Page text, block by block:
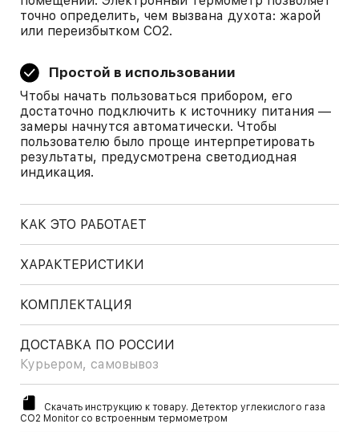
точно определить, чем вызвана духота: жарой
или переизбытком СО2.
Простой в использовании
Чтобы начать пользоваться прибором, его
достаточно подключить к источнику питания —
замеры начнутся автоматически. Чтобы
пользователю было проще интерпретировать
результаты, предусмотрена светодиодная
индикация.
КАК ЭТО РАБОТАЕТ
ХАРАКТЕРИСТИКИ
КОМПЛЕКТАЦИЯ
ДОСТАВКА ПО РОССИИ
Курьером, самовывоз
Скачать инструкцию к товару. Детектор углекислого газа
СО2 Monitor со встроенным термометром